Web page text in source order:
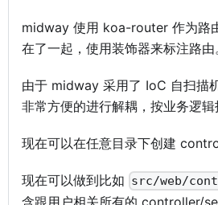
midway 使用 koa-router 作为路
在了一起，使用装饰器来标注路由
由于 midway 采用了 IoC 自扫描
非常方便的进行解耦，按业务逻辑
现在可以在任意目录下创建
现在可以做到比如 src/web/